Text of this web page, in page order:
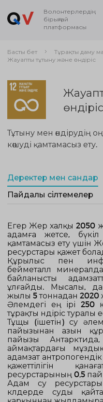
Волонтерлердің
бірыңғай
платформасы
Басты бет
Тұрақты даму
Жауапты тұтыну және өндіріс
өндіріс
Тұтыну мен өндірудің
көшуді қамтамасыз ету.
Деректер мен сандар
Пайдалы сілтемелер
Егер Жер халқы 2050
адамға жетсе, бүкіл
қамтамасыз ету үшін
ресурстары қажет
Құрылыс пен
бейметалл
байланысты
ұлғайды. Мысалы,
жылы 5 тоннадан 2020
Әлемдегі ең ірі 250
тұрақты өндіріс туралы
Тұщы (ішетін) су
пайызынан азын
пайызы
аймақтардағы
адамзат
қажеттілігін
ресурстарының 0,5
Адам су
көлдерде суды